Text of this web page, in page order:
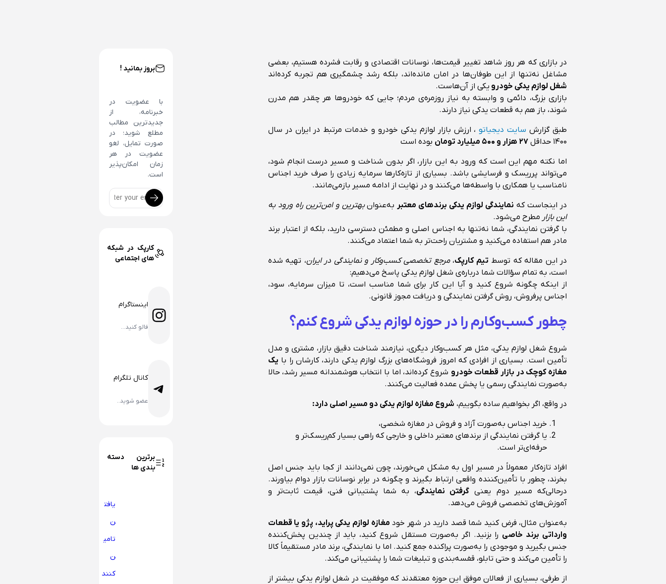
در بازاری که هر روز شاهد تغییر قیمت‌ها، نوسانات اقتصادی و رقابت فشرده هستیم، بعضی
مشاغل نه‌تنها از این طوفان‌ها در امان مانده‌اند، بلکه رشد چشمگیری هم تجربه کرده‌اند
شغل لوازم یدکی خودرو یکی از آن‌هاست.
بازاری بزرگ، دائمی و وابسته به نیاز روزمره‌ی مردم؛ جایی که خودروها هر چقدر هم مدرن
شوند، باز هم به قطعات یدکی نیاز دارند.
طبق گزارش سایت دیجیاتو، ارزش بازار لوازم یدکی خودرو و خدمات مرتبط در ایران در سال
۱۴۰۰ حداقل
۲۷ هزار و ۵۰۰ میلیارد تومان
بوده است
اما نکته مهم این است که ورود به این بازار، اگر بدون شناخت و مسیر درست انجام شود،
می‌تواند پرریسک و فرسایشی باشد. بسیاری از تازه‌کارها سرمایه زیادی را صرف خرید اجناس
نامناسب یا همکاری با واسطه‌ها می‌کنند و در نهایت از ادامه مسیر بازمی‌مانند.
در اینجاست که نمایندگی لوازم یدکی برندهای معتبر به‌عنوانبهترین و امن‌ترین راه ورود به
این بازار مطرح می‌شود.
با گرفتن نمایندگی، شما نه‌تنها به اجناس اصلی و مطمئن دسترسی دارید، بلکه از اعتبار برند
مادر هم استفاده می‌کنید و مشتریان راحت‌تر به شما اعتماد می‌کنند.
در این مقاله که توسط تیم کارپک،مرجع تخصصی کسب‌وکار و نمایندگی در ایران، تهیه شده
است، به تمام سؤالات شما درباره‌ی شغل لوازم یدکی پاسخ می‌دهیم:
از اینکه چگونه شروع کنید و آیا این کار برای شما مناسب است، تا میزان سرمایه، سود،
اجناس پرفروش، روش گرفتن نمایندگی و دریافت مجوز قانونی.
چطور کسب‌وکارم را در حوزه لوازم یدکی شروع کنم؟
شروع شغل لوازم یدکی، مثل هر کسب‌وکار دیگری، نیازمند شناخت دقیق بازار، مشتری و مدل
تأمین است. بسیاری از افرادی که امروز فروشگاه‌های بزرگ لوازم یدکی دارند، کارشان را با یک
مغازه کوچک در بازار قطعات خودرو شروع کرده‌اند، اما با انتخاب هوشمندانه مسیر رشد، حالا
به‌صورت نمایندگی رسمی یا پخش عمده فعالیت می‌کنند.
در واقع، اگر بخواهیم ساده بگوییم، شروع مغازه لوازم یدکی دو مسیر اصلی دارد:
خرید اجناس به‌صورت آزاد و فروش در مغازه شخصی،
یا گرفتن نمایندگی از برندهای معتبر داخلی و خارجی که راهی بسیار کم‌ریسک‌تر و
حرفه‌ای‌تر است.
افراد تازه‌کار معمولاً در مسیر اول به مشکل می‌خورند، چون نمی‌دانند از کجا باید جنس اصل
بخرند، چطور با تأمین‌کننده واقعی ارتباط بگیرند و چگونه در برابر نوسانات بازار دوام بیاورند.
درحالی‌که مسیر دوم یعنی گرفتن نمایندگی، به شما پشتیبانی فنی، قیمت ثابت‌تر و
آموزش‌های تخصصی فروش می‌دهد.
به‌عنوان مثال، فرض کنید شما قصد دارید در شهر خود مغازه لوازم یدکی پراید، پژو یا قطعات
وارداتی برند خاصی را بزنید. اگر به‌صورت مستقل شروع کنید، باید از چندین پخش‌کننده
جنس بگیرید و موجودی را به‌صورت پراکنده جمع کنید. اما با نمایندگی، برند مادر مستقیماً کالا
را تأمین می‌کند و حتی تابلو، قفسه‌بندی و تبلیغات شما را پشتیبانی می‌کند.
از طرفی، بسیاری از فعالان موفق این حوزه معتقدند که موفقیت در شغل لوازم یدکی بیشتر از
بروز بمانید !
با عضویت در
خبرنامه، از
جدیدترین مطالب
مطلع شوید؛ در
صورت تمایل، لغو
عضویت در هر
زمان امکان‌پذیر
است.
کارپک در شبکه
های اجتماعی
اینستاگرم اینستاگرام
فالو کنید…
تلگرام کانال تلگرام
عضو شوید..
برترین دسته
بندی ها
یافت
ن
تامی
ن
کنند